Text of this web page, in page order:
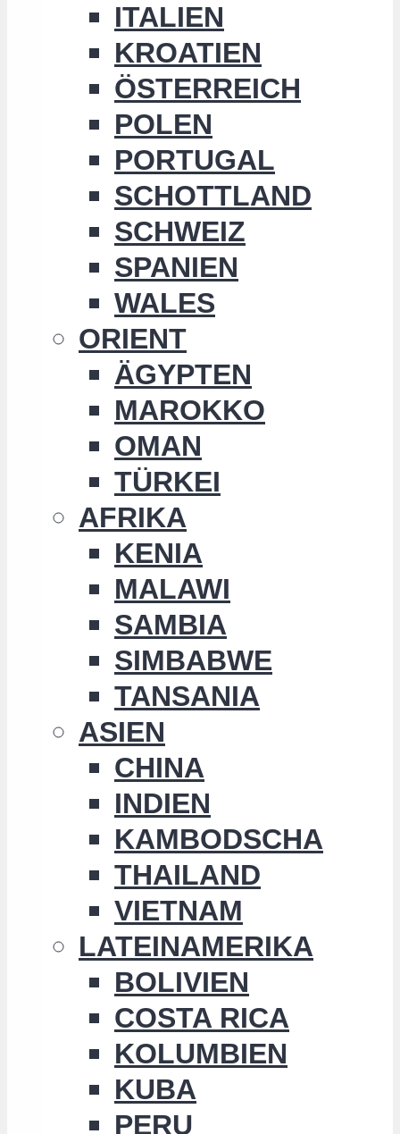
ITALIEN
KROATIEN
ÖSTERREICH
POLEN
PORTUGAL
SCHOTTLAND
SCHWEIZ
SPANIEN
WALES
ORIENT
ÄGYPTEN
MAROKKO
OMAN
TÜRKEI
AFRIKA
KENIA
MALAWI
SAMBIA
SIMBABWE
TANSANIA
ASIEN
CHINA
INDIEN
KAMBODSCHA
THAILAND
VIETNAM
LATEINAMERIKA
BOLIVIEN
COSTA RICA
KOLUMBIEN
KUBA
PERU